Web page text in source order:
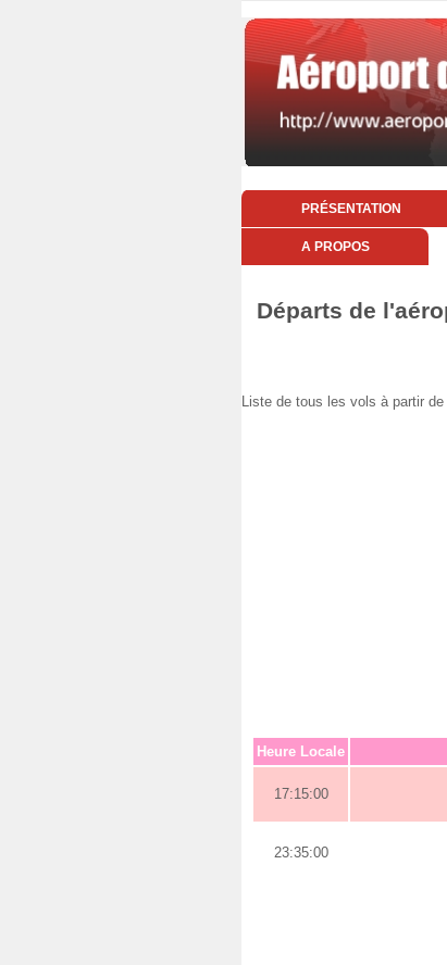
PRÉSENTATION
A PROPOS
Départs de
Liste de tous les vols à partir
Heure Locale
17:15:00
23:35:00